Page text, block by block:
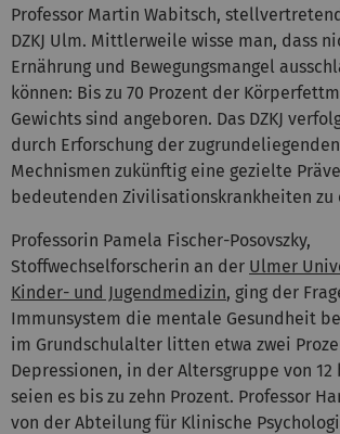
Professor Martin Wabitsch,
DZKJ Ulm. Mittlerweile wisse man, dass
Ernährung und Bewegungsmangel
können: Bis zu 70 Prozent der
Gewichts sind angeboren. Das DZKJ
durch Erforschung der
Mechnismen zukünftig eine gezielte
bedeutenden Zivilisationskrankheiten zu
Professorin Pamela Fischer-Posovszky,
Stoffwechselforscherin an der Ulmer
Kinder- und Jugendmedizin, ging der
Immunsystem die mentale Gesundheit
im Grundschulalter litten etwa zwei
Depressionen, in der Altersgruppe von 12
seien es bis zu zehn Prozent. Professor
von der Abteilung für Klinische